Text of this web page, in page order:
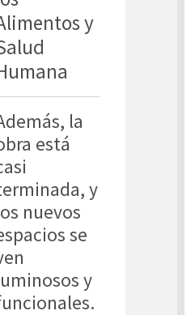
y
la
está
y
nuevos
se
y